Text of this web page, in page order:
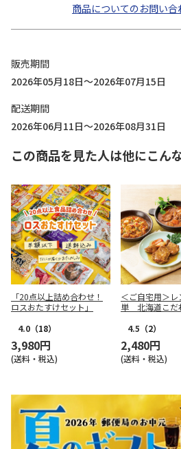
商品についてのお問い合
販売期間
2026年05月18日～2026年07月15日
配送期間
2026年06月11日～2026年08月31日
この商品を見た人は他にこん
「20点以上詰め合わせ！
ロスおたすけセット」
4.0 （18）
3,980円
(送料・税込)
＜ご自宅用＞レ
単 北海道こだ
4.5 （2）
2,480円
(送料・税込)